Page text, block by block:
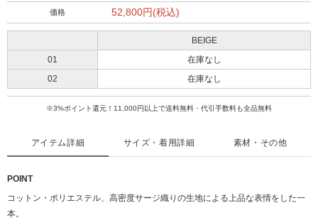
価格 52,800円(税込)
BEIGE
01
在庫なし
02
在庫なし
※3%ポイント還元！11,000円以上で送料無料・代引手数料も全品無料
アイテム詳細
POINT
コットン・ポリエステル、高密度サージ織りの生地による上品な表情をした一
本。
サイズ・着用詳細 素材・その他